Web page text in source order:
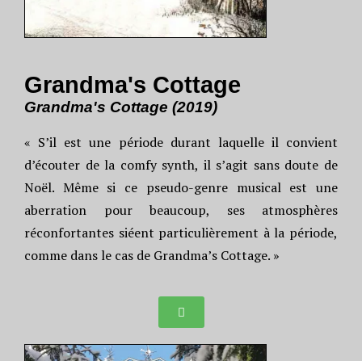
Grandma's Cottage
Grandma's Cottage (2019)
« S’il est une période durant laquelle il convient
d’écouter de la comfy synth, il s’agit sans doute de
Noël. Même si ce pseudo-genre musical est une
aberration pour beaucoup, ses atmosphères
réconfortantes siéent particulièrement à la période,
comme dans le cas de Grandma’s Cottage. »